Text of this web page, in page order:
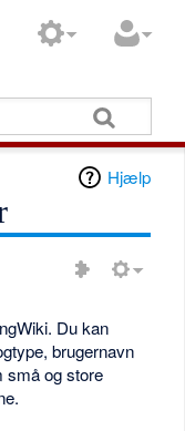
Hjælp
Du kan
brugernavn
små og store